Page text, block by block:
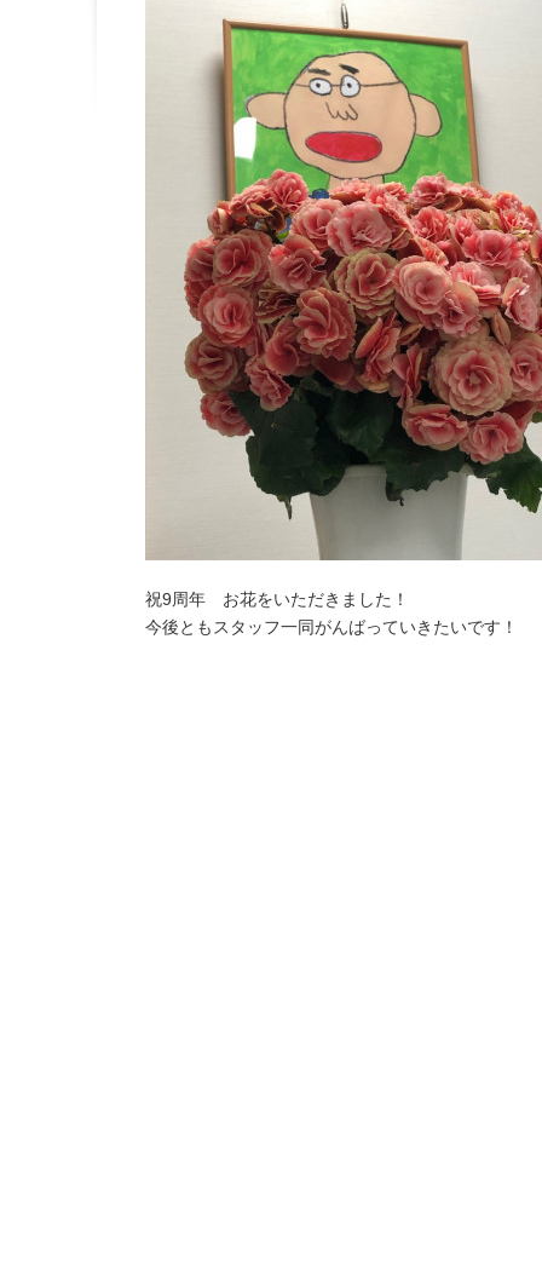
祝9周年 お花をいただきました！
今後ともスタッフ一同がんばっていきたいです！